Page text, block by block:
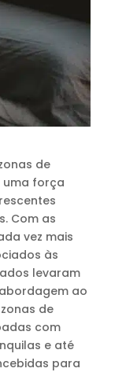
de
uma força
Com as
vez mais
às
levaram
ao
de
com
e até
para